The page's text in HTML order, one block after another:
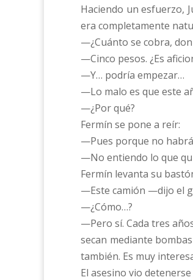
Haciendo un esfuerzo,
era completamente
—¿Cuánto se cobra,
—Cinco pesos. ¿Es
—Y… podría empezar…
—Lo malo es que este
—¿Por qué?
Fermín se pone a reír:
—Pues porque no
—No entiendo lo que
Fermín levanta su
—Este camión —dijo el
—¿Cómo…?
—Pero sí. Cada tres
secan mediante
también. Es muy
El asesino vio